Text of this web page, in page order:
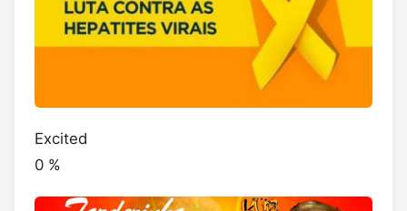
Excited
0 %